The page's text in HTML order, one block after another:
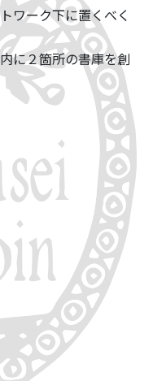
ワーク下に置くべく
に２箇所の書庫を創